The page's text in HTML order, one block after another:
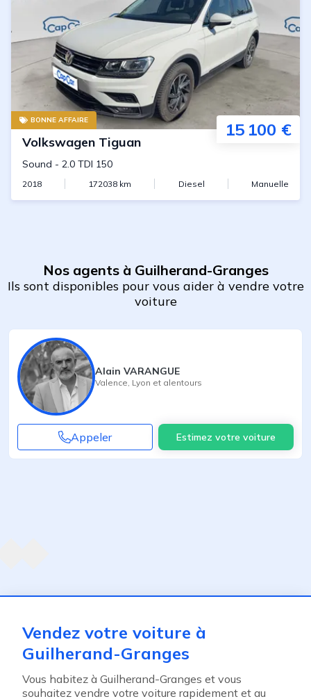
BONNE AFFAIRE 15 100 €
Volkswagen Tiguan
Sound - 2.0 TDI 150
2018 172038 km Diesel Manuelle
Nos agents à Guilherand-Granges
Ils sont disponibles pour vous aider à vendre votre
voiture
Alain VARANGUE
Valence Lyon et alentours
Appeler Estimez votre voiture
Vendez votre voiture à
Guilherand-Granges
Vous habitez à Guilherand-Granges et vous
souhaitez vendre votre voiture rapidement et au